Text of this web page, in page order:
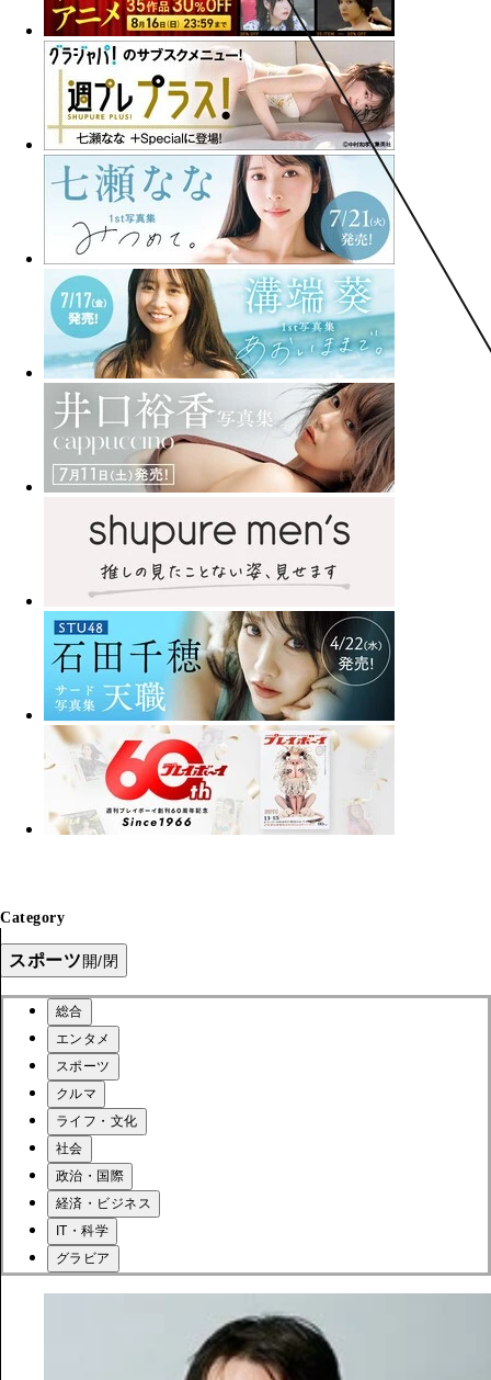
Category
スポーツ開/閉
総合
エンタメ
スポーツ
クルマ
ライフ・文化
社会
政治・国際
経済・ビジネス
IT・科学
グラビア